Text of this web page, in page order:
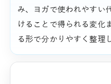
み、ヨガで使われやすい
けることで得られる変化
る形で分かりやすく整理